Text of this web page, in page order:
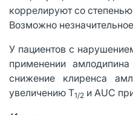
коррелируют со
Возможно
У пациентов с
применении
снижение клиренса
увеличению T1/2 и AUC